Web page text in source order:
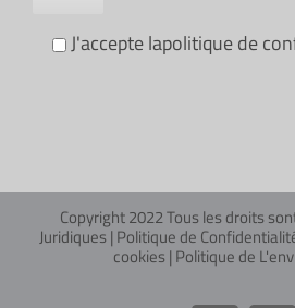
J'accepte lapolitique de
Copyright 2022 Tous les droits
Juridiques |Politique de
cookies |Politique de